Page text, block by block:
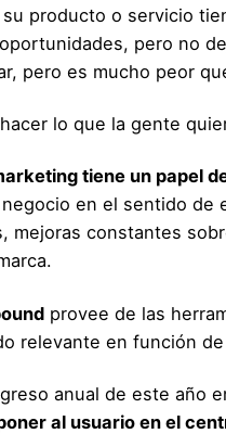
producto o servicio
pero no
pero es mucho peor
lo que la gente
tiene un papel
en el sentido de
mejoras constantes
provee de las
relevante en función
anual de este año
al usuario en el